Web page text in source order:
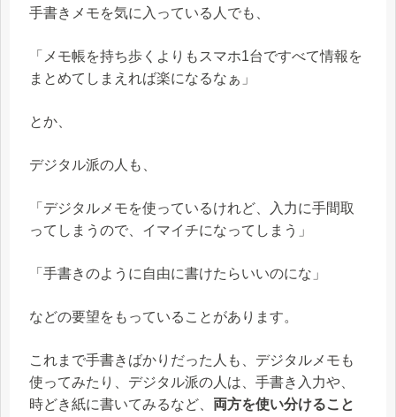
手書きメモを気に入っている人でも、
「メモ帳を持ち歩くよりもスマホ1台ですべて情報を
まとめてしまえれば楽になるなぁ」
とか、
デジタル派の人も、
「デジタルメモを使っているけれど、入力に手間取
ってしまうので、イマイチになってしまう」
「手書きのように自由に書けたらいいのにな」
などの要望をもっていることがあります。
これまで手書きばかりだった人も、デジタルメモも
使ってみたり、デジタル派の人は、手書き入力や、
時どき紙に書いてみるなど、 両方を使い分けること